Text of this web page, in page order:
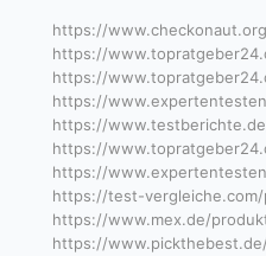
https://
https://
https://
https://
https://
https://
https://
https://test-
https://www.mex.de/
https://